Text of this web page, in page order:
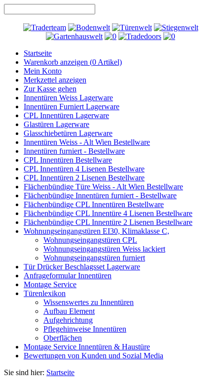
Startseite
Warenkorb anzeigen (0 Artikel)
Mein Konto
Merkzettel anzeigen
Zur Kasse gehen
Innentüren Weiss Lagerware
Innentüren Furniert Lagerware
CPL Innentüren Lagerware
Glastüren Lagerware
Glasschiebetüren Lagerware
Innentüren Weiss - Alt Wien Bestellware
Innentüren furniert - Bestellware
CPL Innentüren Bestellware
CPL Innentüren 4 Lisenen Bestellware
CPL Innentüren 2 Lisenen Bestellware
Flächenbündige Türe Weiss - Alt Wien Bestellware
Flächenbündige Innentüren furniert - Bestellware
Flächenbündige CPL Innentüren Bestellware
Flächenbündige CPL Innentüre 4 Lisenen Bestellware
Flächenbündige CPL Innentüre 2 Lisenen Bestellware
Wohnungseingangstüren EI30, Klimaklasse C,
Wohnungseingangstüren CPL
Wohnungseingangstüren Weiss lackiert
Wohnungseingangstüren furniert
Tür Drücker Beschlagsset Lagerware
Anfrageformular Innentüren
Montage Service
Türenlexikon
Wissenswertes zu Innentüren
Aufbau Element
Aufgehrichtung
Pflegehinweise Innentüren
Oberflächen
Montage Service Innentüren & Haustüre
Bewertungen von Kunden und Sozial Media
Sie sind hier: Startseite